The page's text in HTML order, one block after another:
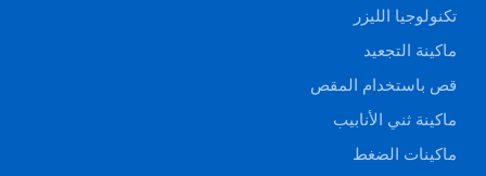
تكنولوجيا الليزر
ماكينة التجعيد
قص باستخدام المقص
ماكينة ثني الأنابيب
ماكينات الضغط